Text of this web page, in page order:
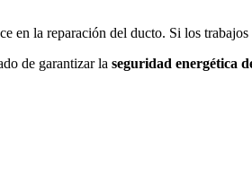
en la reparación del ducto. Si los
de garantizar la seguridad energética